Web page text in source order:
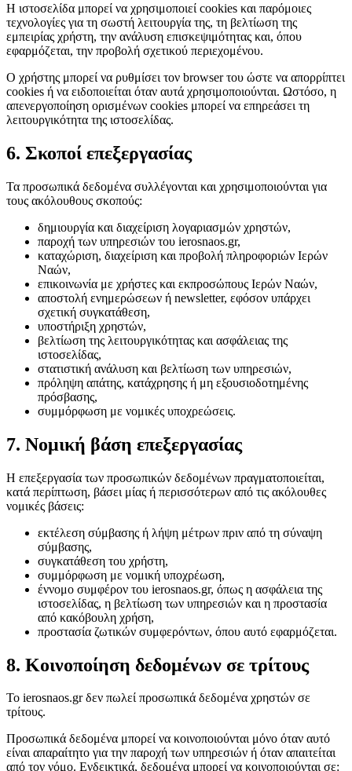
Η ιστοσελίδα μπορεί να χρησιμοποιεί cookies και παρόμοιες
τεχνολογίες για τη σωστή λειτουργία της, τη βελτίωση της
εμπειρίας χρήστη, την ανάλυση επισκεψιμότητας και, όπου
εφαρμόζεται, την προβολή σχετικού περιεχομένου.
Ο χρήστης μπορεί να ρυθμίσει τον browser του ώστε να απορρίπτει
cookies ή να ειδοποιείται όταν αυτά χρησιμοποιούνται. Ωστόσο, η
απενεργοποίηση ορισμένων cookies μπορεί να επηρεάσει τη
λειτουργικότητα της ιστοσελίδας.
6. Σκοποί επεξεργασίας
Τα προσωπικά δεδομένα συλλέγονται και χρησιμοποιούνται για
τους ακόλουθους σκοπούς:
δημιουργία και διαχείριση λογαριασμών χρηστών,
παροχή των υπηρεσιών του ierosnaos.gr,
καταχώριση, διαχείριση και προβολή πληροφοριών Ιερών
Ναών,
επικοινωνία με χρήστες και εκπροσώπους Ιερών Ναών,
αποστολή ενημερώσεων ή newsletter, εφόσον υπάρχει
σχετική συγκατάθεση,
υποστήριξη χρηστών,
βελτίωση της λειτουργικότητας και ασφάλειας της
ιστοσελίδας,
στατιστική ανάλυση και βελτίωση των υπηρεσιών,
πρόληψη απάτης, κατάχρησης ή μη εξουσιοδοτημένης
πρόσβασης,
συμμόρφωση με νομικές υποχρεώσεις.
7. Νομική βάση επεξεργασίας
Η επεξεργασία των προσωπικών δεδομένων πραγματοποιείται,
κατά περίπτωση, βάσει μίας ή περισσότερων από τις ακόλουθες
νομικές βάσεις:
εκτέλεση σύμβασης ή λήψη μέτρων πριν από τη σύναψη
σύμβασης,
συγκατάθεση του χρήστη,
συμμόρφωση με νομική υποχρέωση,
έννομο συμφέρον του ierosnaos.gr, όπως η ασφάλεια της
ιστοσελίδας, η βελτίωση των υπηρεσιών και η προστασία
από κακόβουλη χρήση,
προστασία ζωτικών συμφερόντων, όπου αυτό εφαρμόζεται.
8. Κοινοποίηση δεδομένων σε τρίτους
Το ierosnaos.gr δεν πωλεί προσωπικά δεδομένα χρηστών σε
τρίτους.
Προσωπικά δεδομένα μπορεί να κοινοποιούνται μόνο όταν αυτό
είναι απαραίτητο για την παροχή των υπηρεσιών ή όταν απαιτείται
από τον νόμο. Ενδεικτικά, δεδομένα μπορεί να κοινοποιούνται σε: